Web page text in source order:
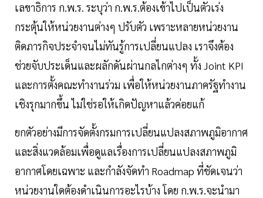
เลขาธิการ ก.พ.ร. ระบุว่า ก.พ.ร.ต้องเข้าไปเป็นตัวเร่ง
กระตุ้นให้หน่วยงานต่างๆ ปรับตัว เพราะหลายหน่วยงาน
ติดภารกิจประจำจนไม่ทันรู้การเปลี่ยนแปลง เราจึงต้อง
ช่วยจับประเด็นและผลักดันผ่านกลไกต่างๆ ทั้ง Joint KPI
และการตั้งคณะทำงานร่วม เพื่อให้หน่วยงานภาครัฐทำงาน
เชิงรุกมากขึ้น ไม่ใช่รอให้เกิดปัญหาแล้วค่อยแก้
ยกตัวอย่างมีการจัดตั้งกรมการเปลี่ยนแปลงสภาพภูมิอากาศ
และสิ่งแวดล้อมเพื่อดูแลเรื่องการเปลี่ยนแปลงสภาพภูมิ
อากาศโดยเฉพาะ และกำลังจัดทำ Roadmap ที่ชัดเจนว่า
หน่วยงานใดต้องดำเนินการอะไรบ้าง โดย ก.พ.ร.จะนำมา